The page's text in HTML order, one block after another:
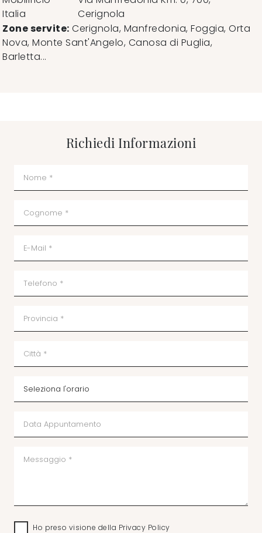
Italia
Cerignola
Zone servite: Cerignola, Manfredonia, Foggia, Orta
Nova, Monte Sant'Angelo, Canosa di Puglia,
Barletta...
Richiedi Informazioni
Ho preso visione della Privacy Policy